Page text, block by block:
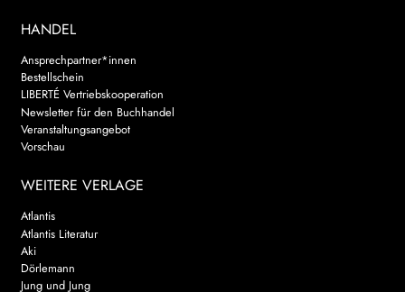
HANDEL
Ansprechpartner*innen
Bestellschein
LIBERTÉ Vertriebskooperation
Newsletter für den Buchhandel
Veranstaltungsangebot
Vorschau
WEITERE VERLAGE
Atlantis
Atlantis Literatur
Aki
Dörlemann
Jung und Jung